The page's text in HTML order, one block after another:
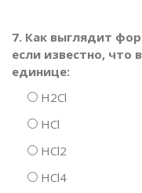
7. Как выглядит
если известно, что
единице:
H2Cl
HCl
HCl2
HCl4